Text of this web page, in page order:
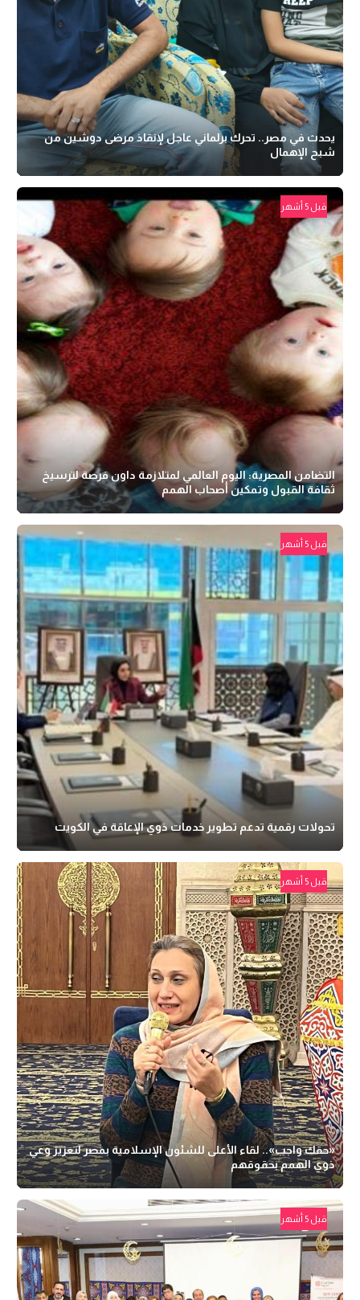
يحدث في مصر.. تحرك برلماني عاجل لإنقاذ مرضى دوشين من
شبح الإهمال
قبل 5 أشهر
التضامن المصرية: اليوم العالمي لمتلازمة داون فرصة لترسيخ
ثقافة القبول وتمكين أصحاب الهمم
قبل 5 أشهر
تحولات رقمية تدعم تطوير خدمات ذوي الإعاقة في الكويت
قبل 5 أشهر
«حقك واجب».. لقاء الأعلى للشئون الإسلامية بمصر لتعزيز وعي
ذوي الهمم بحقوقهم
قبل 5 أشهر